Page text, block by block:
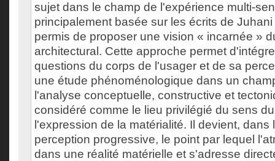
sujet dans le champ de l'expérience multi-
principalement basée sur les écrits de
permis de proposer une vision « incarnée »
architectural. Cette approche permet
questions du corps de l'usager et de sa
une étude phénoménologique dans un
l'analyse conceptuelle, constructive et
considéré comme le lieu privilégié du sens
l'expression de la matérialité. Il devient, dans
perception progressive, le point par lequel
dans une réalité matérielle et s'adresse